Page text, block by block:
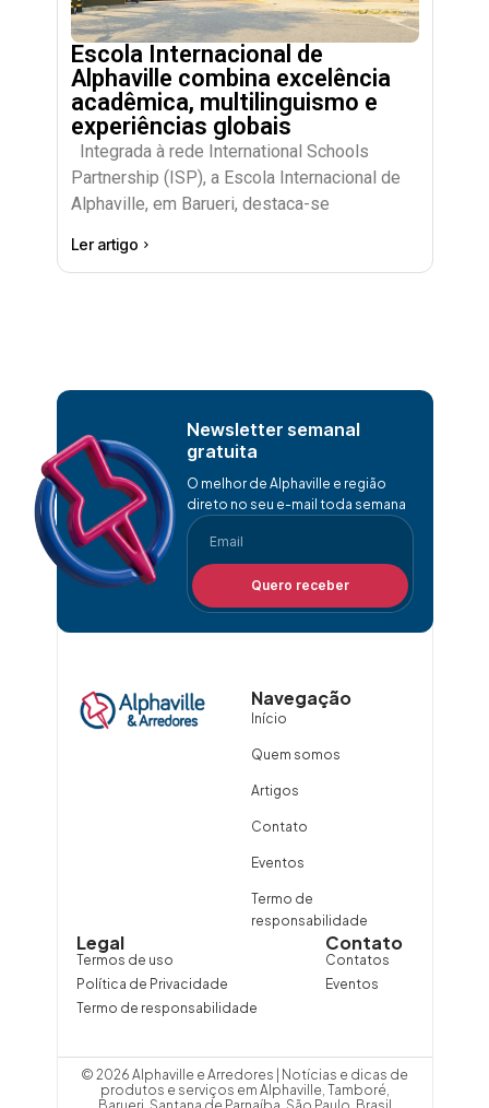
Escola Internacional de
Alphaville combina excelência
acadêmica, multilinguismo e
experiências globais
Integrada à rede International Schools
Partnership (ISP), a Escola Internacional de
Alphaville, em Barueri, destaca-se
Ler artigo
Newsletter semanal
gratuita
O melhor de Alphaville e região
direto no seu e-mail toda semana
Quero receber
Navegação
Início
Quem somos
Artigos
Contato
Eventos
Termo de
responsabilidade
Contato
Contatos
Eventos
Legal
Termos de uso
Política de Privacidade
Termo de responsabilidade
© 2026 Alphaville e Arredores | Notícias e dicas de
produtos e serviços em Alphaville, Tamboré,